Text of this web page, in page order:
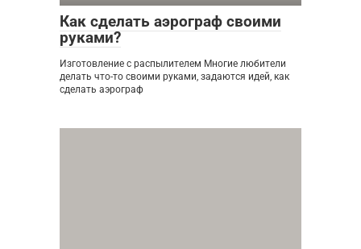
Как сделать аэрограф своими
руками?
Изготовление с распылителем Многие любители
делать что-то своими руками, задаются идей, как
сделать аэрограф